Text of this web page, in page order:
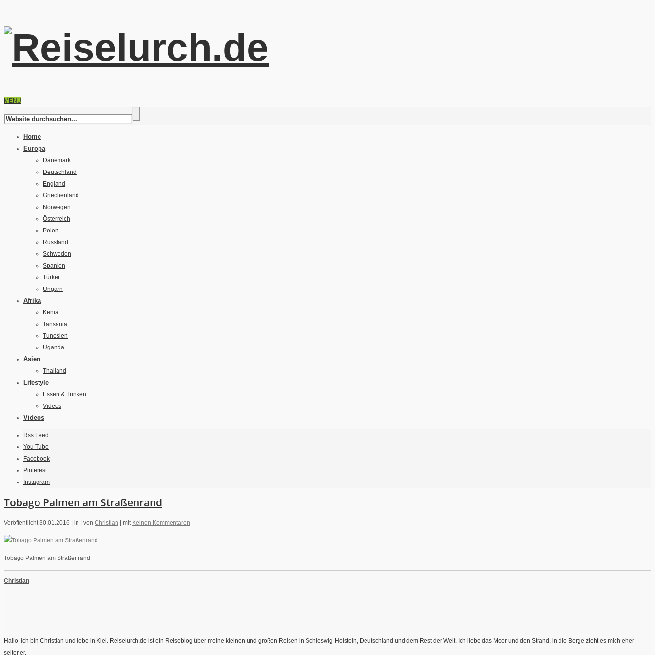
MENU
Home
Europa
Dänemark
Deutschland
England
Griechenland
Norwegen
Österreich
Polen
Russland
Schweden
Spanien
Türkei
Ungarn
Afrika
Kenia
Tansania
Tunesien
Uganda
Asien
Thailand
Lifestyle
Essen & Trinken
Videos
Videos
Rss Feed
You Tube
Facebook
Pinterest
Instagram
Tobago Palmen am Straßenrand
Veröffentlicht 30.01.2016 | in | von Christian mit Keinen Kommentaren
Tobago Palmen am Straßenrand
Christian
Hallo, ich bin Christian und lebe in Kiel. Reiselurch.de ist ein Reiseblog über meine kleinen und großen Reisen in Schleswig-Holstein, Deutschland und dem Rest der Welt. Ich liebe das Meer und den Strand, in die Berge zieht es mich eher
seltener.